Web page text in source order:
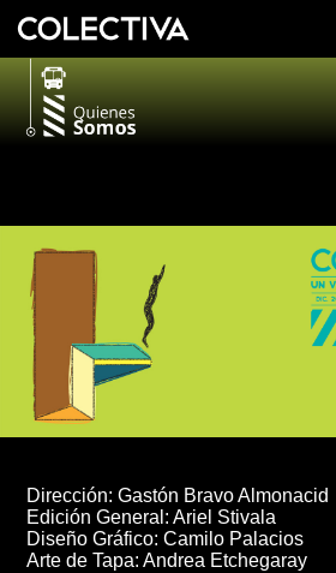
Dirección: Gastón Bravo Almonacid
Edición General: Ariel Stivala
Diseño Gráfico: Camilo Palacios
Arte de Tapa: Andrea Etchegaray